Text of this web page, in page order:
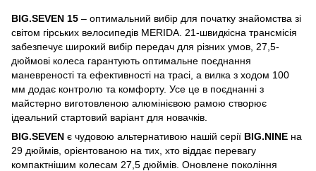
BIG.SEVEN 15 – оптимальний вибір для початку знайомства зі
світом гірських велосипедів MERIDA. 21-швидкісна трансмісія
забезпечує широкий вибір передач для різних умов, 27,5-
дюймові колеса гарантують оптимальне поєднання
маневреності та ефективності на трасі, а вилка з ходом 100
мм додає контролю та комфорту. Усе це в поєднанні з
майстерно виготовленою алюмінієвою рамою створює
ідеальний стартовий варіант для новачків.
BIG.SEVEN є чудовою альтернативою нашій серії BIG.NINE на
29 дюймів, орієнтованою на тих, хто віддає перевагу
компактнішим колесам 27,5 дюймів. Оновлене покоління